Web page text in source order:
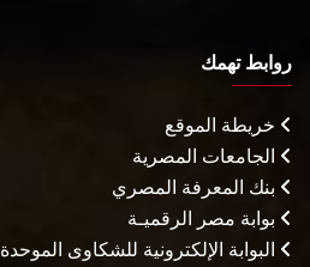
روابط تهمك
خريطة الموقع
الجامعات المصرية
بنك المعرفة المصري
بوابة مصر الرقميـة
البوابة الإلكترونية للشكاوى الموحدة